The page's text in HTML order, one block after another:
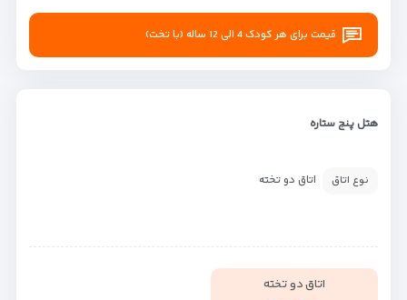
قیمت برای هر کودک 4 الی 12 ساله (با تخت)
هتل پنج ستاره
نوع اتاق اتاق دو تخته
اتاق دو تخته